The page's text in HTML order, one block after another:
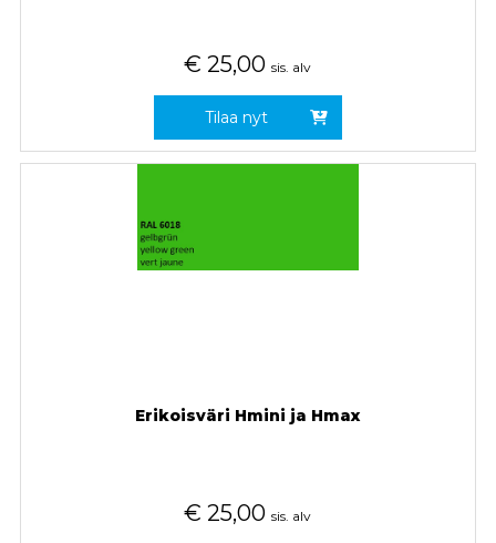
€ 25,00 sis. alv
Tilaa nyt
Erikoisväri Hmini ja Hmax
€ 25,00 sis. alv